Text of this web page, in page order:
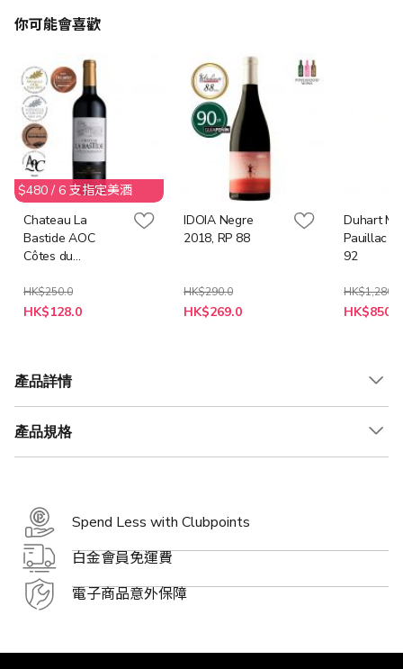
你可能會喜歡
$480 / 6 支指定美酒
Chateau La
Bastide AOC
Côtes du
HK$250.0
特
HK$128.0
IDOIA Negre
2018, RP 88
HK$290.0
特
HK$269.0
Duhart
Pauillac
92
HK$1,280.0
特
HK$850.0
產品詳情
產品規格
Spend Less with Clubpoints
白金會員免運費
電子商品意外保障